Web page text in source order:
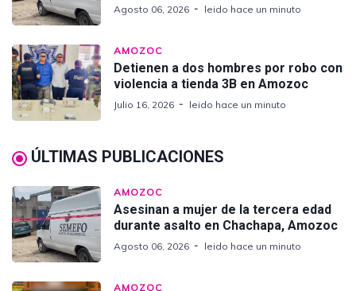
Agosto 06, 2026 leido hace un minuto
AMOZOC
Detienen a dos hombres por robo con
violencia a tienda 3B en Amozoc
Julio 16, 2026 leido hace un minuto
ÚLTIMAS PUBLICACIONES
AMOZOC
Asesinan a mujer de la tercera edad
durante asalto en Chachapa, Amozoc
Agosto 06, 2026 leido hace un minuto
AMOZOC